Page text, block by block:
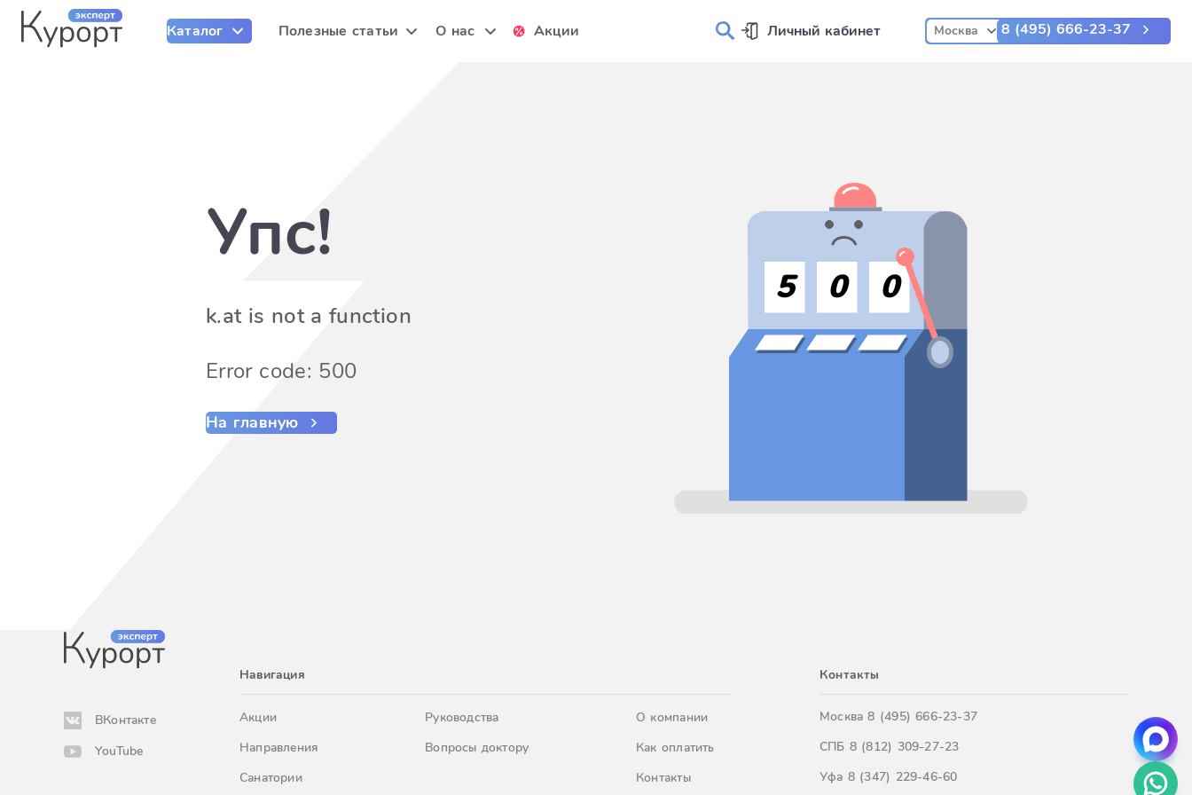
Каталог Полезные статьи О нас Акции Личный кабинет Москва 8 (495) 666-23-37
Упс!
k.at is not a function
Error code: 500
На главную
5 0 0
ВКонтакте
YouTube
Навигация
Акции
Направления
Санатории
Руководства
Вопросы доктору
О компании
Как оплатить
Контакты
Контакты
Москва8 (495) 666-23-37
СПБ 8 (812) 309-27-23
Уфа 8 (347) 229-46-60